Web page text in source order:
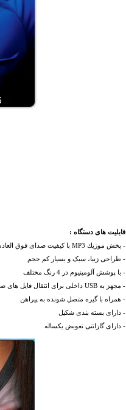
فابلیت های دستگاه :
- پخش موزیك MP3 با کیفیت صدای فوق العاده عالی
- طراحی زیبا، سبک و بسیار كم حجم
- با پوشش آلومینیوم در 4 رنگ مختلف
- مجهز به USB داخلی برای انتقال فایل های صوتی
- همراه با گیره متصل شونده به پیراهن
- دارای بسته بندی شکیل
- دارای گارانتی تعوبض یکساله